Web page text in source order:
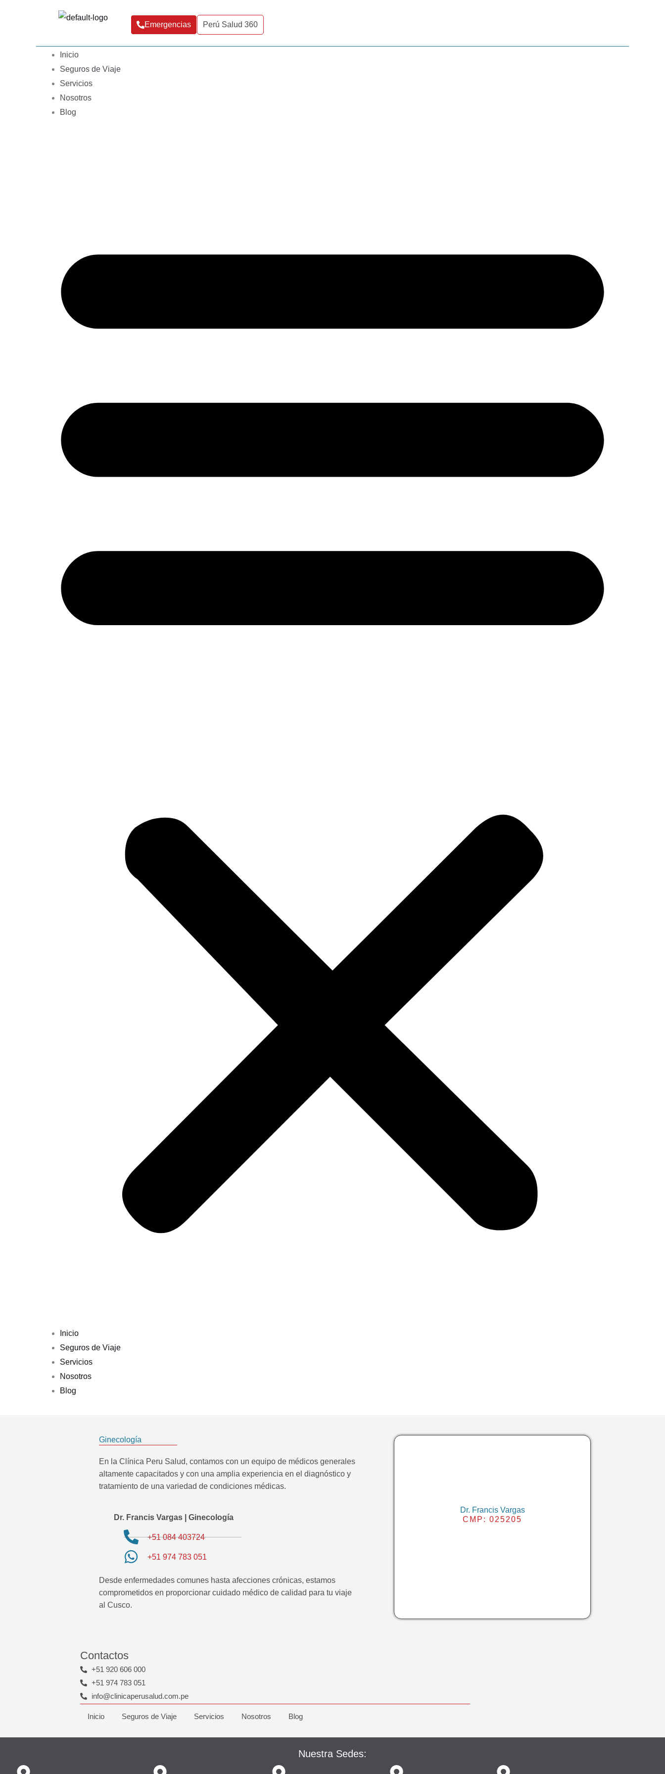
Emergencias Perú Salud 360
Inicio
Seguros de Viaje
Servicios
Nosotros
Blog
Inicio
Seguros de Viaje
Servicios
Nosotros
Blog
Ginecología
En la Clínica Peru Salud, contamos con un equipo de médicos generales
altamente capacitados y con una amplia experiencia en el diagnóstico y
tratamiento de una variedad de condiciones médicas.
Dr. Francis Vargas | Ginecología
+51 084 403724
+51 974 783 051
Desde enfermedades comunes hasta afecciones crónicas, estamos
comprometidos en proporcionar cuidado médico de calidad para tu viaje
al Cusco.
Dr. Francis Vargas
CMP: 025205
Contactos
+51 920 606 000
+51 974 783 051
info@clinicaperusalud.com.pe
Inicio Seguros de Viaje Servicios Nosotros Blog
Nuestra Sedes: